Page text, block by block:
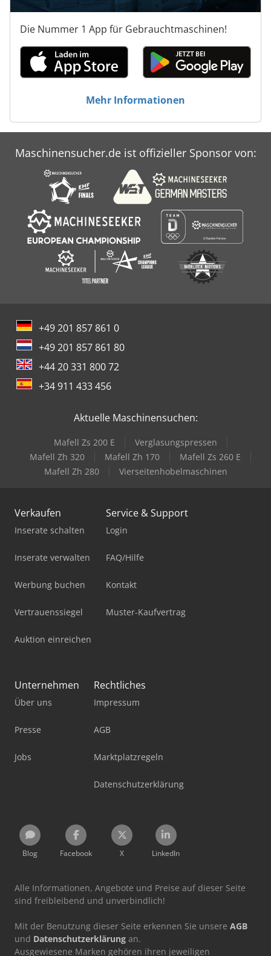
Die Nummer 1 App für Gebrauchtmaschinen!
Mehr Informationen
Maschinensucher.de ist offizieller Sponsor von:
+49 201 857 861 0
+49 201 857 861 80
+44 20 331 800 72
+34 911 433 456
Aktuelle Maschinensuchen:
Mafell Zs 200 E
Verglasungspressen
Mafell Zh 320
Mafell Zh 170
Mafell Zs 260 E
Mafell Zh 280
Vierseitenhobelmaschinen
Verkaufen
Inserate schalten
Inserate verwalten
Werbung buchen
Vertrauenssiegel
Auktion einreichen
Service & Support
Login
FAQ/Hilfe
Kontakt
Muster-Kaufvertrag
Unternehmen
Über uns
Presse
Jobs
Rechtliches
Impressum
AGB
Marktplatzregeln
Datenschutzerklärung
Blog Facebook X LinkedIn
Alle Informationen, Angebote und Preise auf dieser Seite
sind freibleibend und unverbindlich!
Mit der Benutzung dieser Seite erkennen Sie unsere AGB
und Datenschutzerklärung an.
Ausgewiesene Marken gehören ihren jeweiligen